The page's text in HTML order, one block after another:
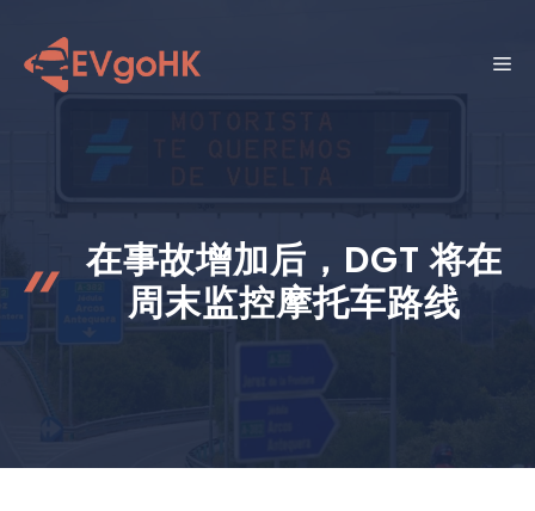
菜
在事故增加后，DGT 将在
周末监控摩托车路线